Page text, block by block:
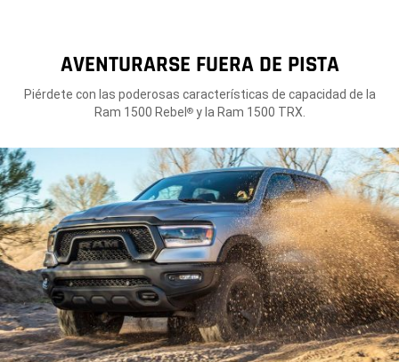
AVENTURARSE FUERA DE PISTA
Piérdete con las poderosas características de capacidad de la
Ram 1500 Rebel ®y la Ram 1500 TRX.